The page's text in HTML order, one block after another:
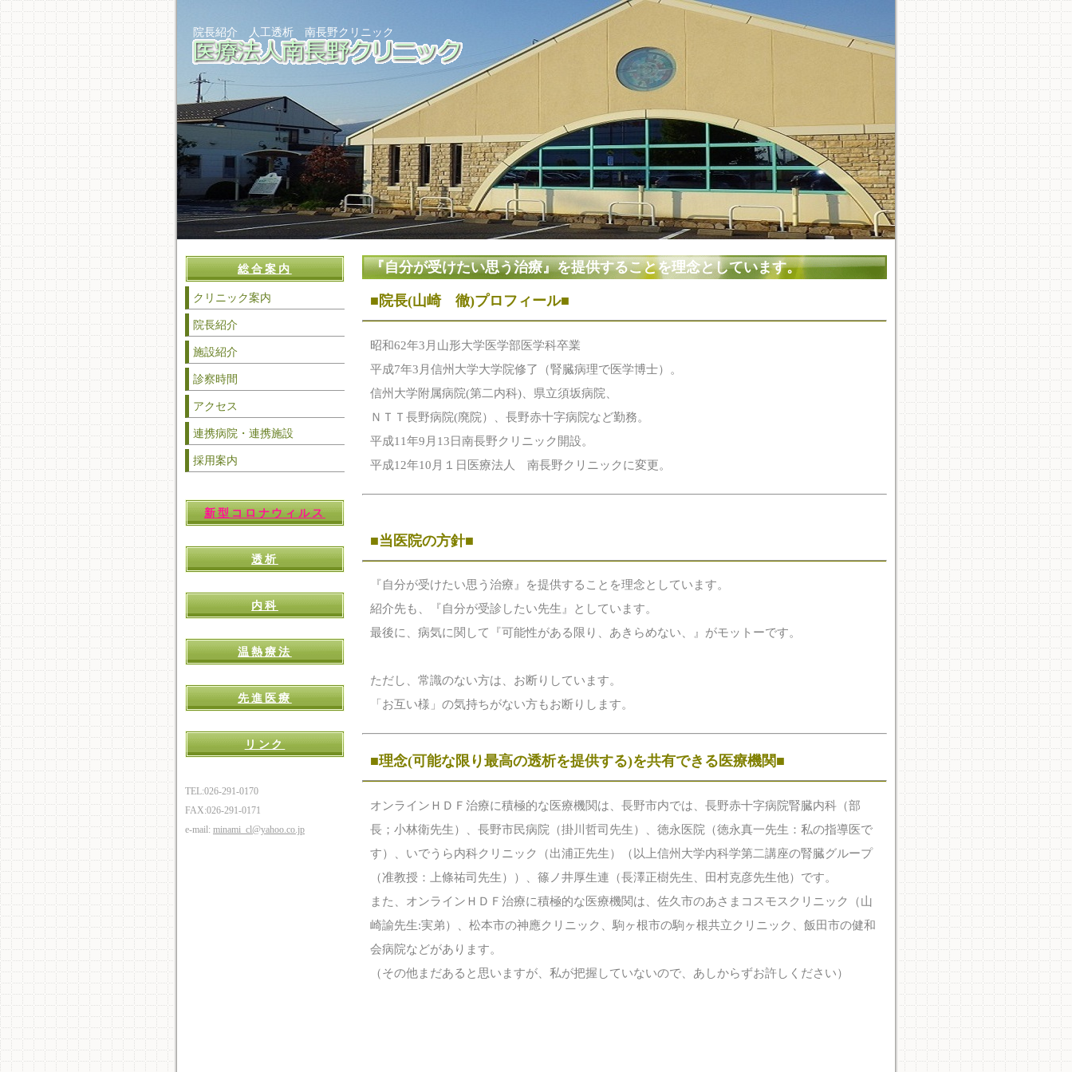
院長紹介 人工透析 南長野クリニック
『自分が受けたい思う治療』を提供することを理念としています。
■院長(山崎 徹)プロフィール■
昭和62年3月山形大学医学部医学科卒業
平成7年3月信州大学大学院修了（腎臓病理で医学博士）。
信州大学附属病院(第二内科)、県立須坂病院、
ＮＴＴ長野病院(廃院）、長野赤十字病院など勤務。
平成11年9月13日南長野クリニック開設。
平成12年10月１日医療法人 南長野クリニックに変更。
■当医院の方針■
『自分が受けたい思う治療』を提供することを理念としています。
紹介先も、『自分が受診したい先生』としています。
最後に、病気に関して『可能性がある限り、あきらめない、』がモットーです。
ただし、常識のない方は、お断りしています。
「お互い様」の気持ちがない方もお断りします。
■理念(可能な限り最高の透析を提供する)を共有できる医療機関■
オンラインＨＤＦ治療に積極的な医療機関は、長野市内では、長野赤十字病院腎臓内科（部
長；小林衛先生）、長野市民病院（掛川哲司 先生）、徳永医院（徳永真一先生：私の指導医で
す）、いでうら内科クリニック（出浦正先生）（以上信州大学内科学第二講座の腎臓グループ
（准教授：上條祐司先生））、篠ノ井厚生連（長澤正樹先生、田村克彦先生他）です。
また、オンラインＨＤＦ治療に積極的な医療機関は、佐久市のあさまコスモスクリニック（山
崎諭先生:実弟）、松本市の神應クリニック、駒ヶ根市の駒ヶ根共立クリニック、飯田市の健和
会病院などがあります。
（その他まだあると思いますが、私が把握していないので、あしからずお許しください）
総合案内
クリニック案内
院長紹介
施設紹介
診察時間
アクセス
連携病院・連携施設
採用案内
新型コロナウィルス
透析
内科
温熱療法
先進医療
リンク
TEL:026-291-0170
FAX:026-291-0171
e-mail: minami_cl@yahoo.co.jp